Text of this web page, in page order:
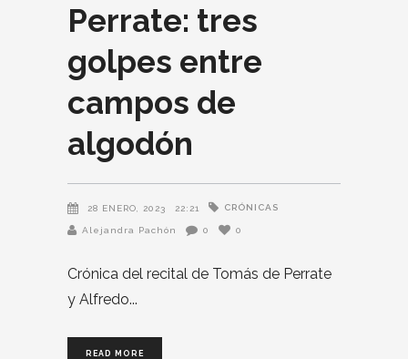
Perrate: tres
golpes entre
campos de
algodón
28 ENERO, 2023 22:21 CRÓNICAS
Alejandra Pachón 0 0
Crónica del recital de Tomás de Perrate
y Alfredo
READ MORE